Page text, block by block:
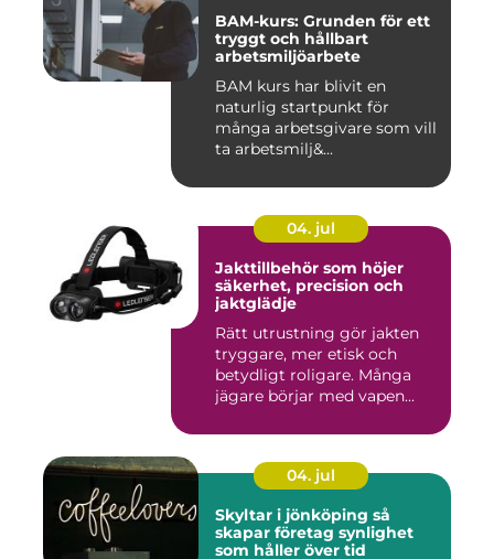
BAM-kurs: Grunden för ett
tryggt och hållbart
arbetsmiljöarbete
BAM kurs har blivit en
naturlig startpunkt för
många arbetsgivare som vill
ta arbetsmilj&...
04. jul
Jakttillbehör som höjer
säkerhet, precision och
jaktglädje
Rätt utrustning gör jakten
tryggare, mer etisk och
betydligt roligare. Många
jägare börjar med vapen...
04. jul
Skyltar i jönköping så
skapar företag synlighet
som håller över tid